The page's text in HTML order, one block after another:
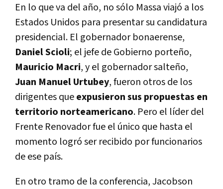
En lo que va del año, no sólo Massa viajó a los
Estados Unidos para presentar su candidatura
presidencial. El gobernador bonaerense,
Daniel Scioli; el jefe de Gobierno porteño,
Mauricio Macri, y el gobernador salteño,
Juan Manuel Urtubey, fueron otros de los
dirigentes queexpusieron sus propuestas en
territorio norteamericano. Pero el líder del
Frente Renovador fue el único que hasta el
momento logró ser recibido por funcionarios
de ese país.
En otro tramo de la conferencia, Jacobson